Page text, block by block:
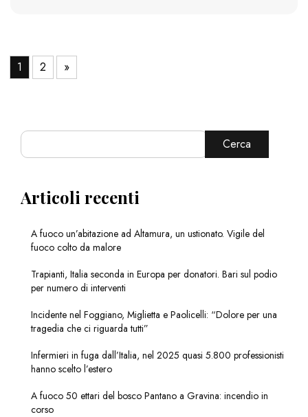
1 2 »
Cerca
Articoli recenti
A fuoco un’abitazione ad Altamura, un ustionato. Vigile del
fuoco colto da malore
Trapianti, Italia seconda in Europa per donatori. Bari sul podio
per numero di interventi
Incidente nel Foggiano, Miglietta e Paolicelli: “Dolore per una
tragedia che ci riguarda tutti”
Infermieri in fuga dall’Italia, nel 2025 quasi 5.800 professionisti
hanno scelto l’estero
A fuoco 50 ettari del bosco Pantano a Gravina: incendio in
corso